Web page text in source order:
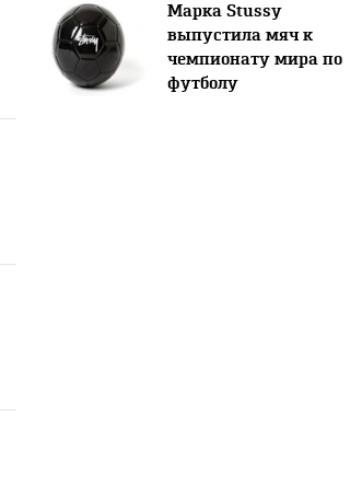
Марка Stussy
выпустила мяч к
чемпионату мира по
футболу